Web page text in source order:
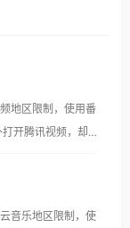
地区限制，使用番
版权限制问题，且
音乐地区限制，使